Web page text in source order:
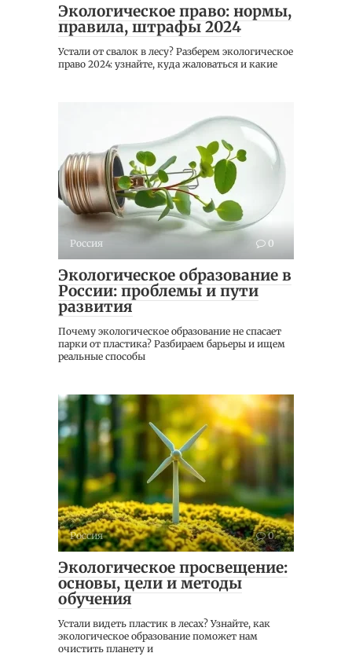
Экологическое право: нормы,
правила, штрафы 2024
Устали от свалок в лесу? Разберем экологическое
право 2024: узнайте, куда жаловаться и какие
Россия 0
Экологическое образование в
России: проблемы и пути
развития
Почему экологическое образование не спасает
парки от пластика? Разбираем барьеры и ищем
реальные способы
Россия 0
Экологическое просвещение:
основы, цели и методы
обучения
Устали видеть пластик в лесах? Узнайте, как
экологическое образование поможет нам
очистить планету и